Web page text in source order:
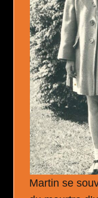
Martin se